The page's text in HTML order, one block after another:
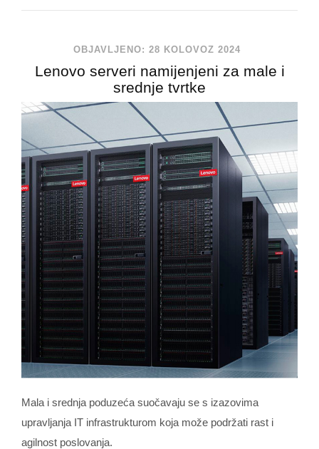
OBJAVLJENO: 28 KOLOVOZ 2024
Lenovo serveri namijenjeni za male i
srednje tvrtke
Mala i srednja poduzeća suočavaju se s izazovima
upravljanja IT infrastrukturom koja može podržati rast i
agilnost poslovanja.